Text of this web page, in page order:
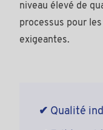
niveau élevé de
processus pour
exigeantes.
✔ Qualité